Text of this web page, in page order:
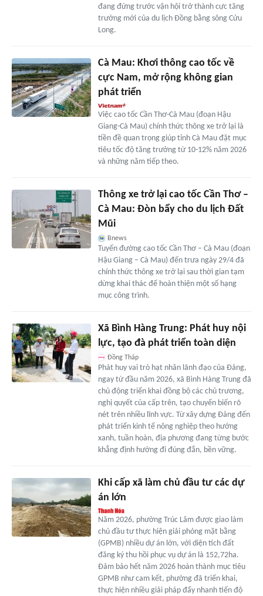
đang đứng trước vận hội trở thành cực tăng
trưởng mới của du lịch Đồng bằng sông Cửu
Long.
Cà Mau: Khơi thông cao tốc về
cực Nam, mở rộng không gian
phát triển
Việc cao tốc Cần Thơ-Cà Mau (đoạn Hậu
Giang-Cà Mau) chính thức thông xe trở lại là
tiền đề quan trọng giúp tỉnh Cà Mau đặt mục
tiêu tốc độ tăng trưởng từ 10-12% năm 2026
và những năm tiếp theo.
Thông xe trở lại cao tốc Cần Thơ –
Cà Mau: Đòn bẩy cho du lịch Đất
Mũi
Bnews
Tuyến đường cao tốc Cần Thơ – Cà Mau (đoạn
Hậu Giang – Cà Mau) đến trưa ngày 29/4 đã
chính thức thông xe trở lại sau thời gian tạm
dừng khai thác để hoàn thiện một số hạng
mục công trình.
Xã Bình Hàng Trung: Phát huy nội
lực, tạo đà phát triển toàn diện
Đồng Tháp
Phát huy vai trò hạt nhân lãnh đạo của Đảng,
ngay từ đầu năm 2026, xã Bình Hàng Trung đã
chủ động triển khai đồng bộ các chủ trương,
nghị quyết của cấp trên, tạo chuyển biến rõ
nét trên nhiều lĩnh vực. Từ xây dựng Đảng đến
phát triển kinh tế nông nghiệp theo hướng
xanh, tuần hoàn, địa phương đang từng bước
khẳng định hướng đi đúng đắn, bền vững.
Khi cấp xã làm chủ đầu tư các dự
án lớn
Năm 2026, phường Trúc Lâm được giao làm
chủ đầu tư thực hiện giải phóng mặt bằng
(GPMB) nhiều dự án lớn, với diện tích đất
đăng ký thu hồi phục vụ dự án là 152,72ha.
Đảm bảo hết năm 2026 hoàn thành mục tiêu
GPMB như cam kết, phường đã triển khai,
thực hiện nhiều giải pháp đẩy nhanh tiến độ